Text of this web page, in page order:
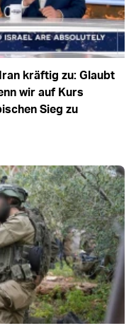
kräftig zu: Glaubt
wir auf Kurs
Sieg zu